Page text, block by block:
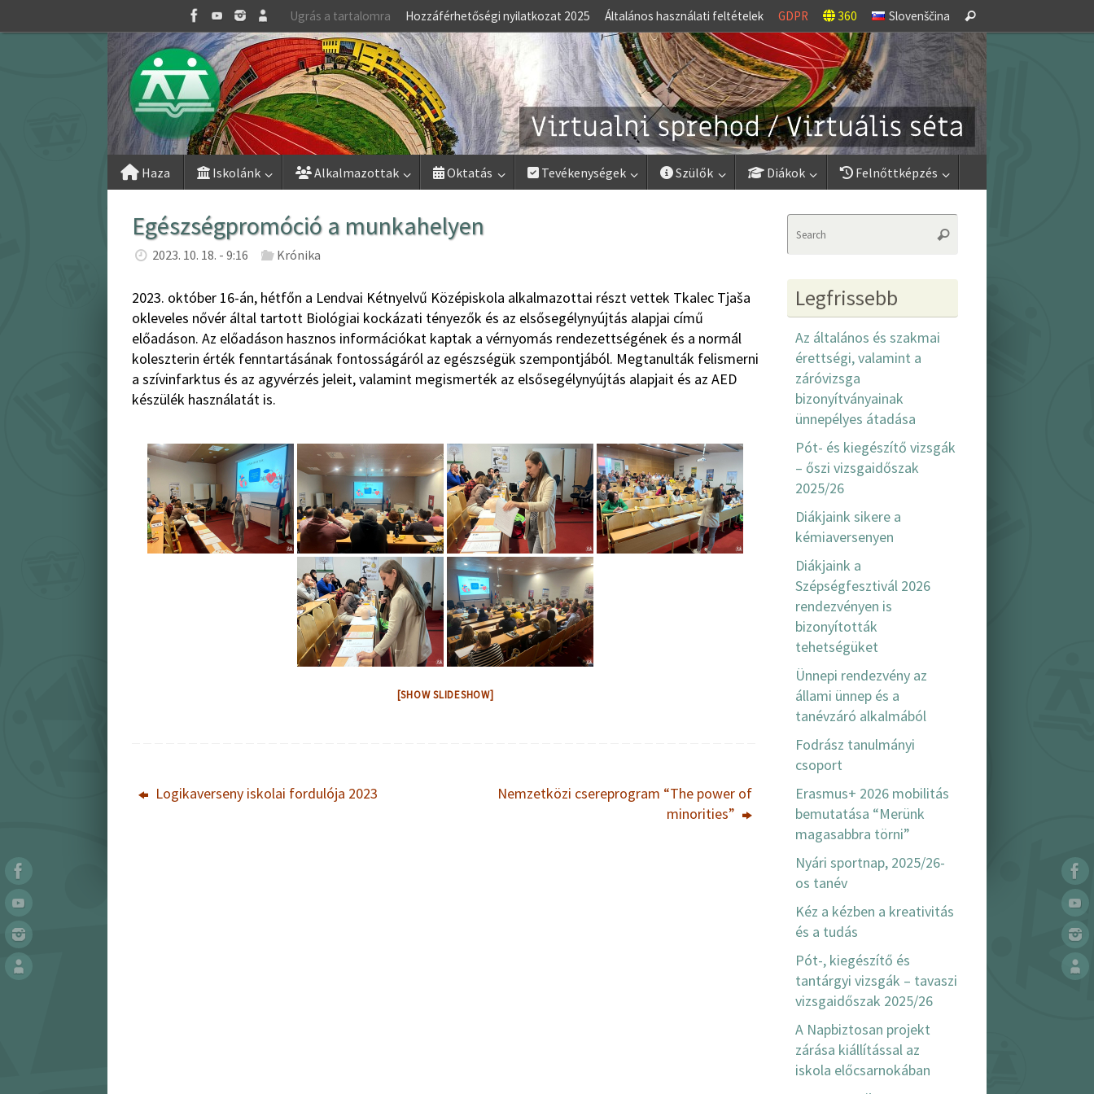
to
Ugrás a tartalomra Hozzáférhetőségi nyilatkozat 2025 Általános használati feltételek GDPR 360 Slovenščina
for:
Search
Skip
Haza Iskolánk Alkalmazottak Oktatás Tevékenységek Szülők Diákok Felnőttképzés
Egészségpromóció a munkahelyen
2023. 10. 18. - 9:16 Krónika
2023. október 16-án, hétfőn a Lendvai Kétnyelvű Középiskola alkalmazottai részt vettek Tkalec Tjaša
okleveles nővér által tartott Biológiai kockázati tényezők és az elsősegélynyújtás alapjai című
előadáson. Az előadáson hasznos információkat kaptak a vérnyomás rendezettségének és a normál
koleszterin érték fenntartásának fontosságáról az egészségük szempontjából. Megtanulták felismerni
a szívinfarktus és az agyvérzés jeleit, valamint megismerték az elsősegélynyújtás alapjait és az AED
készülék használatát is.
[SHOW SLIDESHOW]
Logikaverseny iskolai fordulója 2023
Nemzetközi csereprogram “The power of
minorities”
Search
Legfrissebb
Az általános és szakmai
érettségi, valamint a
záróvizsga
bizonyítványainak
ünnepélyes átadása
Pót- és kiegészítő vizsgák
– őszi vizsgaidőszak
2025/26
Diákjaink sikere a
kémiaversenyen
Diákjaink a
Szépségfesztivál 2026
rendezvényen is
bizonyították
tehetségüket
Ünnepi rendezvény az
állami ünnep és a
tanévzáró alkalmából
Fodrász tanulmányi
csoport
Erasmus+ 2026 mobilitás
bemutatása “Merünk
magasabbra törni”
Nyári sportnap, 2025/26-
os tanév
Kéz a kézben a kreativitás
és a tudás
Pót-, kiegészítő és
tantárgyi vizsgák – tavaszi
vizsgaidőszak 2025/26
A Napbiztosan projekt
zárása kiállítással az
iskola előcsarnokában